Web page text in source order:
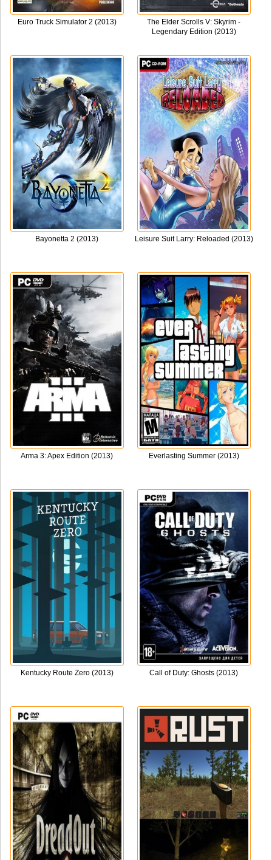
Euro Truck Simulator 2 (2013)
The Elder Scrolls V: Skyrim -
Legendary Edition (2013)
Bayonetta 2 (2013) Leisure Suit Larry: Reloaded (2013)
Arma 3: Apex Edition (2013) Everlasting Summer (2013)
Kentucky Route Zero (2013) Call of Duty: Ghosts (2013)